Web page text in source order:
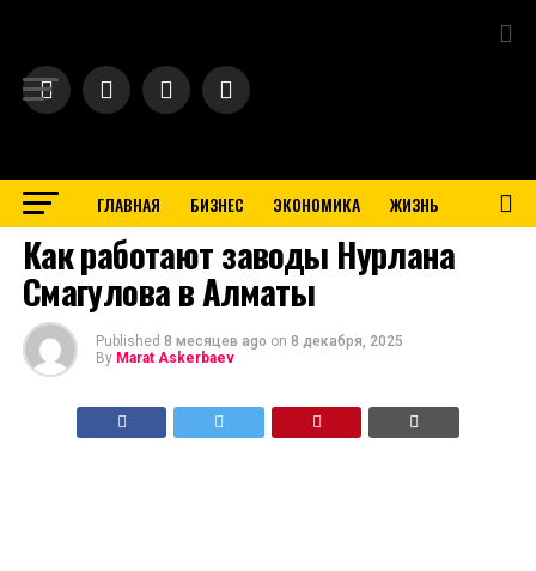
ГЛАВНАЯ БИЗНЕС ЭКОНОМИКА ЖИЗНЬ
BUSINESS
Как работают заводы Нурлана
Смагулова в Алматы
Published 8 месяцев ago on 8 декабря, 2025
By Marat Askerbaev